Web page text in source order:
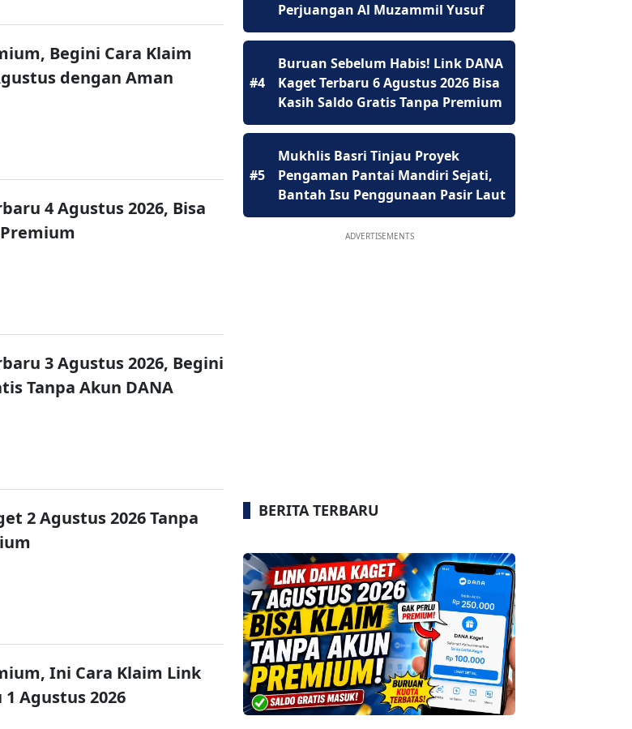
Begini Cara Klaim
dengan Aman
4 Agustus 2026, Bisa
3 Agustus 2026, Begini
Tanpa Akun DANA
2 Agustus 2026 Tanpa
Ini Cara Klaim Link
Agustus 2026
Perjuangan Al Muzammil Yusuf
#4
Buruan Sebelum Habis! Link DANA
Kaget Terbaru 6 Agustus 2026 Bisa
Kasih Saldo Gratis Tanpa Premium
#5
Mukhlis Basri Tinjau Proyek
Pengaman Pantai Mandiri Sejati,
Bantah Isu Penggunaan Pasir Laut
ADVERTISEMENTS
BERITA TERBARU